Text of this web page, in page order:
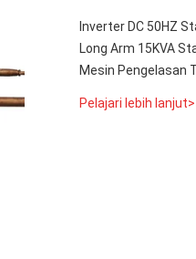
Inverter DC 50HZ
Long Arm 15KVA
Mesin Pengelasan
Pelajari lebih